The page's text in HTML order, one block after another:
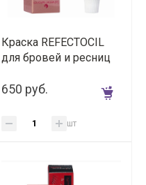
Краска REFECTOCIL
для бровей и ресниц
650 руб.
шт